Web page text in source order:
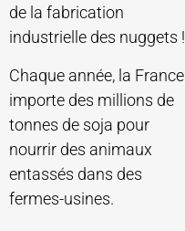
de la fabrication
industrielle des nuggets !
Chaque année, la France
importe des millions de
tonnes de soja pour
nourrir des animaux
entassés dans des
fermes-usines.